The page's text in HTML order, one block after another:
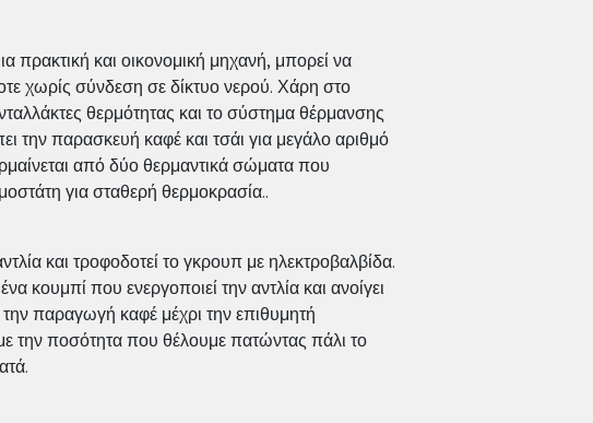
πρακτική και οικονομική μηχανή, μπορεί να
χωρίς σύνδεση σε δίκτυο νερού. Χάρη στο
θερμότητας και το σύστημα θέρμανσης
την παρασκευή καφέ και τσάι για μεγάλο αριθμό
από δύο θερμαντικά σώματα που
για σταθερή θερμοκρασία..
και τροφοδοτεί το γκρουπ με ηλεκτροβαλβίδα.
κουμπί που ενεργοποιεί την αντλία και ανοίγει
την παραγωγή καφέ μέχρι την επιθυμητή
την ποσότητα που θέλουμε πατώντας πάλι το